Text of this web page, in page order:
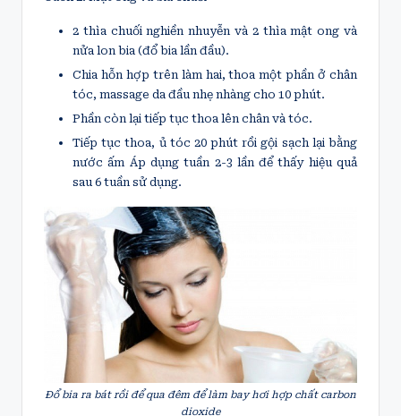
2 thìa chuối nghiền nhuyễn và 2 thìa mật ong và
nửa lon bia (đổ bia lần đầu).
Chia hỗn hợp trên làm hai, thoa một phần ở chân
tóc, massage da đầu nhẹ nhàng cho 10 phút.
Phần còn lại tiếp tục thoa lên chân và tóc.
Tiếp tục thoa, ủ tóc 20 phút rồi gội sạch lại bằng
nước ấm Áp dụng tuần 2-3 lần để thấy hiệu quả
sau 6 tuần sử dụng.
Đổ bia ra bát rồi để qua đêm để làm bay hơi hợp chất carbon
dioxide